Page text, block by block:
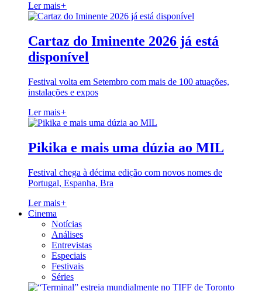
Ler mais+
Cartaz do Iminente 2026 já está
disponível
Festival volta em Setembro com mais de 100 atuações,
instalações e expos
Ler mais+
Pikika e mais uma dúzia ao MIL
Festival chega à décima edição com novos nomes de
Portugal, Espanha, Bra
Ler mais+
Cinema
Notícias
Análises
Entrevistas
Especiais
Festivais
Séries